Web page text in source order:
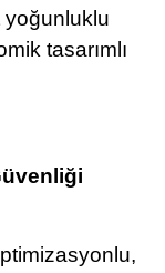
yoğunluklu
tasarımlı